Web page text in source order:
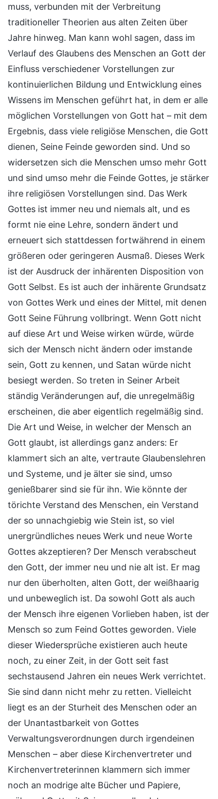
muss, verbunden mit der Verbreitung
traditioneller Theorien aus alten Zeiten über
Jahre hinweg. Man kann wohl sagen, dass im
Verlauf des Glaubens des Menschen an Gott der
Einfluss verschiedener Vorstellungen zur
kontinuierlichen Bildung und Entwicklung eines
Wissens im Menschen geführt hat, in dem er alle
möglichen Vorstellungen von Gott hat – mit dem
Ergebnis, dass viele religiöse Menschen, die Gott
dienen, Seine Feinde geworden sind. Und so
widersetzen sich die Menschen umso mehr Gott
und sind umso mehr die Feinde Gottes, je stärker
ihre religiösen Vorstellungen sind. Das Werk
Gottes ist immer neu und niemals alt, und es
formt nie eine Lehre, sondern ändert und
erneuert sich stattdessen fortwährend in einem
größeren oder geringeren Ausmaß. Dieses Werk
ist der Ausdruck der inhärenten Disposition von
Gott Selbst. Es ist auch der inhärente Grundsatz
von Gottes Werk und eines der Mittel, mit denen
Gott Seine Führung vollbringt. Wenn Gott nicht
auf diese Art und Weise wirken würde, würde
sich der Mensch nicht ändern oder imstande
sein, Gott zu kennen, und Satan würde nicht
besiegt werden. So treten in Seiner Arbeit
ständig Veränderungen auf, die unregelmäßig
erscheinen, die aber eigentlich regelmäßig sind.
Die Art und Weise, in welcher der Mensch an
Gott glaubt, ist allerdings ganz anders: Er
klammert sich an alte, vertraute Glaubenslehren
und Systeme, und je älter sie sind, umso
genießbarer sind sie für ihn. Wie könnte der
törichte Verstand des Menschen, ein Verstand
der so unnachgiebig wie Stein ist, so viel
unergründliches neues Werk und neue Worte
Gottes akzeptieren? Der Mensch verabscheut
den Gott, der immer neu und nie alt ist. Er mag
nur den überholten, alten Gott, der weißhaarig
und unbeweglich ist. Da sowohl Gott als auch
der Mensch ihre eigenen Vorlieben haben, ist der
Mensch so zum Feind Gottes geworden. Viele
dieser Wiedersprüche existieren auch heute
noch, zu einer Zeit, in der Gott seit fast
sechstausend Jahren ein neues Werk verrichtet.
Sie sind dann nicht mehr zu retten. Vielleicht
liegt es an der Sturheit des Menschen oder an
der Unantastbarkeit von Gottes
Verwaltungsverordnungen durch irgendeinen
Menschen – aber diese Kirchenvertreter und
Kirchenvertreterinnen klammern sich immer
noch an modrige alte Bücher und Papiere,